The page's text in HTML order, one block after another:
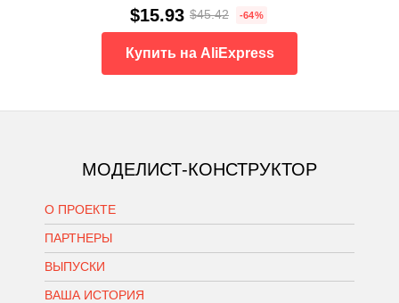
$15.93 $45.42 -64%
Купить на AliExpress
МОДЕЛИСТ-КОНСТРУКТОР
О ПРОЕКТЕ
ПАРТНЕРЫ
ВЫПУСКИ
ВАША ИСТОРИЯ